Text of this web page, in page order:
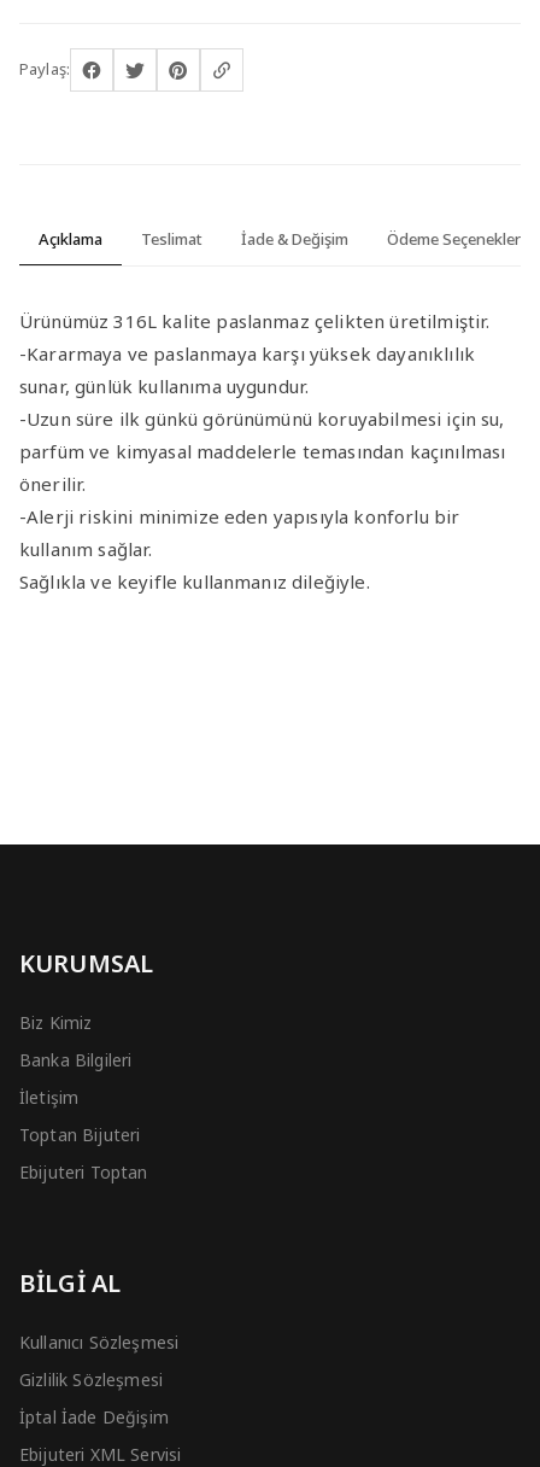
Paylaş:
Açıklama Teslimat İade & Değişim Ödeme Seçenekleri
Ürünümüz 316L kalite paslanmaz çelikten üretilmiştir.
-Kararmaya ve paslanmaya karşı yüksek dayanıklılık
sunar, günlük kullanıma uygundur.
-Uzun süre ilk günkü görünümünü koruyabilmesi için su,
parfüm ve kimyasal maddelerle temasından kaçınılması
önerilir.
-Alerji riskini minimize eden yapısıyla konforlu bir
kullanım sağlar.
Sağlıkla ve keyifle kullanmanız dileğiyle.
KURUMSAL
Biz Kimiz
Banka Bilgileri
İletişim
Toptan Bijuteri
Ebijuteri Toptan
BİLGİ AL
Kullanıcı Sözleşmesi
Gizlilik Sözleşmesi
İptal İade Değişim
Ebijuteri XML Servisi